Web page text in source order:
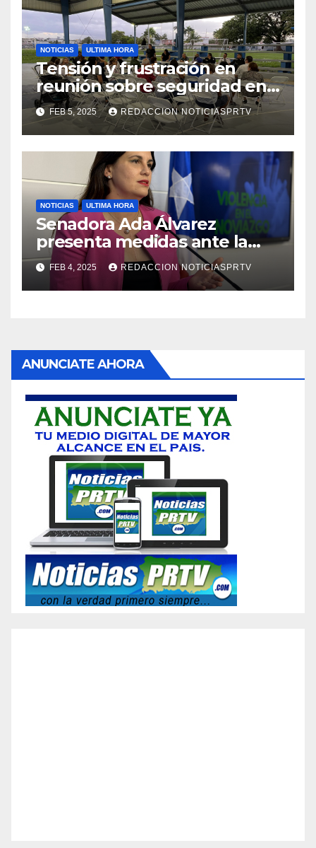
NOTICIAS ULTIMA HORA
Tensión y frustración en
reunión sobre seguridad en
Reparto Metropolitano
FEB 5, 2025 REDACCION NOTICIASPRTV
NOTICIAS ULTIMA HORA
Senadora Ada Álvarez
presenta medidas ante la
violencia en el noviazgo
FEB 4, 2025 REDACCION NOTICIASPRTV
ANUNCIATE AHORA